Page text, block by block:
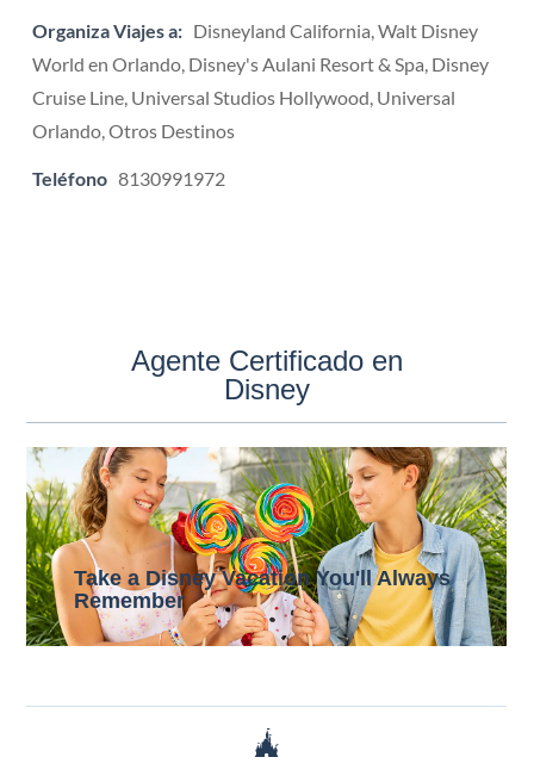
Organiza Viajes a: Disneyland California, Walt Disney
World en Orlando, Disney's Aulani Resort & Spa, Disney
Cruise Line, Universal Studios Hollywood, Universal
Orlando, Otros Destinos
Teléfono 8130991972